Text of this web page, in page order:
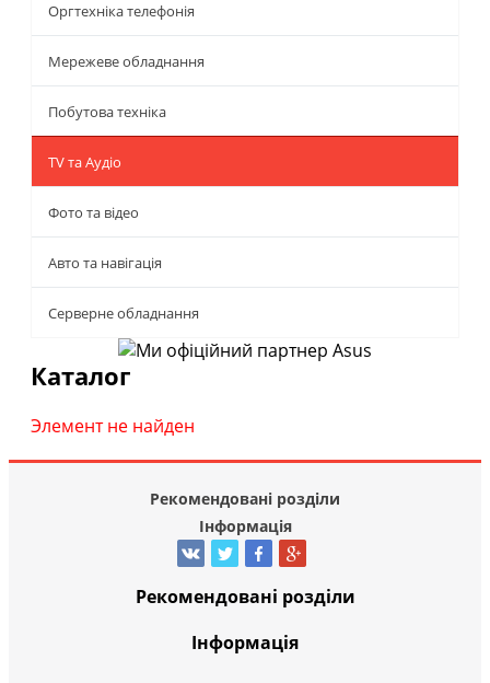
Оргтехніка телефонія
Мережеве обладнання
Побутова техніка
TV та Аудіо
Фото та відео
Авто та навігація
Серверне обладнання
Каталог
Элемент не найден
Рекомендовані розділи
Інформація
Рекомендовані розділи
Інформація